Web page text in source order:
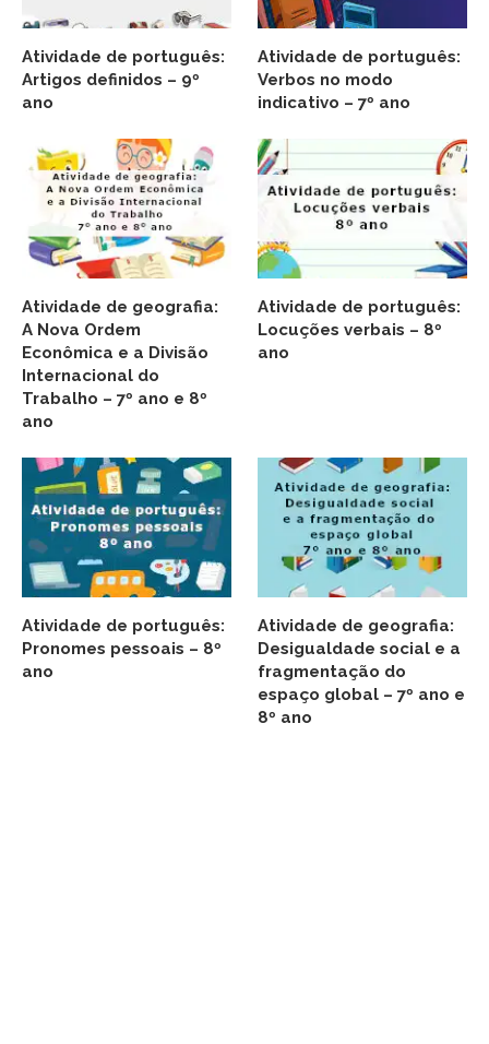
Atividade de português:
Artigos definidos – 9º
ano
Atividade de português:
Verbos no modo
indicativo – 7º ano
Atividade de geografia:
A Nova Ordem
Econômica e a Divisão
Internacional do
Trabalho – 7º ano e 8º
ano
Atividade de português:
Locuções verbais – 8º
ano
Atividade de português:
Pronomes pessoais – 8º
ano
Atividade de geografia:
Desigualdade social e a
fragmentação do
espaço global – 7º ano e
8º ano